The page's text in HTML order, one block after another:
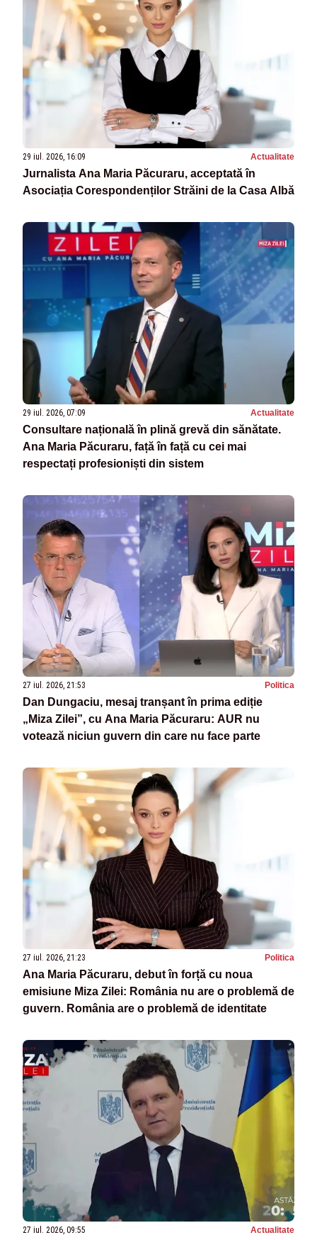
29 iul. 2026, 16:09 Actualitate
Jurnalista Ana Maria Păcuraru, acceptată în
Asociația Corespondenților Străini de la Casa Albă
29 iul. 2026, 07:09 Actualitate
Consultare națională în plină grevă din sănătate.
Ana Maria Păcuraru, față în față cu cei mai
respectați profesioniști din sistem
27 iul. 2026, 21:53 Politica
Dan Dungaciu, mesaj tranșant în prima ediție
„Miza Zilei”, cu Ana Maria Păcuraru: AUR nu
votează niciun guvern din care nu face parte
27 iul. 2026, 21:23 Politica
Ana Maria Păcuraru, debut în forță cu noua
emisiune Miza Zilei: România nu are o problemă de
guvern. România are o problemă de identitate
27 iul. 2026, 09:55 Actualitate